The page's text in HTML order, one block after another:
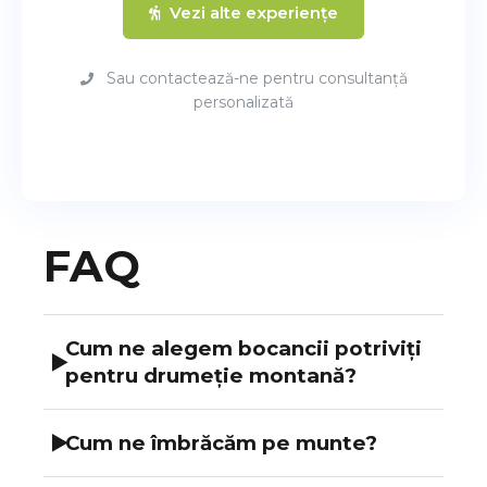
Vezi alte experiențe
Sau contactează-ne pentru consultanță
personalizată
FAQ
▶
Cum ne alegem bocancii potriviți
pentru drumeție montană?
important să alegi bocancii în funcție de:
▶Cum ne îmbrăcăm pe munte?